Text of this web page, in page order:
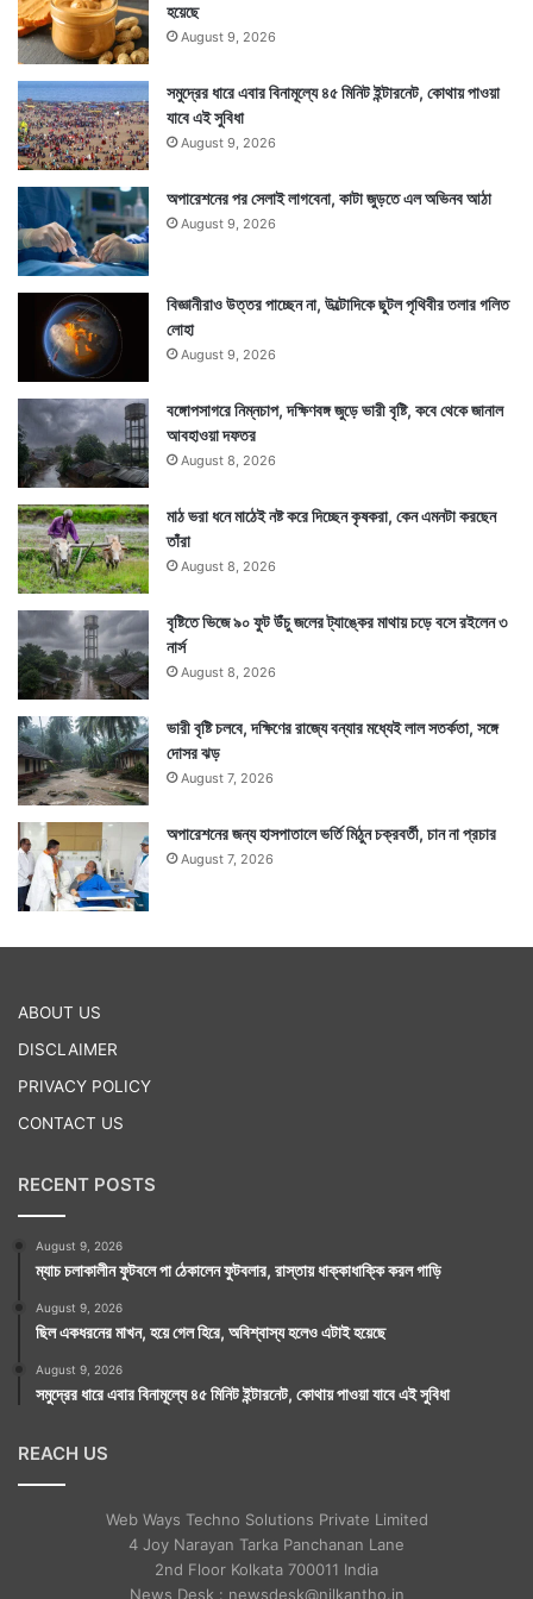
যা দেখে হাড় হিম হয়ে যেতে পারে। ফলে যে জোম্বি ধারনাকে
গল্পকাহিনি বা সিনেমায় দেখতে পাওয়া যায় তা বাস্তবেও সম্ভব।
কারও মস্তিষ্ককে এভাবে নিয়ন্ত্রণে আনতে পারে
নিউরোপ্যারাসাইট। যা তারা করে নিজেরা বেঁচে থাকার জন্য।
নিজেরা বেঁচে থাকার জন্য মৃতদেহকে কাজে লাগায় তারা।
হয়েছে
August 9, 2026
সমুদ্রের ধারে এবার বিনামূল্যে ৪৫ মিনিট ইন্টারনেট, কোথায় পাওয়া
যাবে এই সুবিধা
August 9, 2026
অপারেশনের পর সেলাই লাগবেনা, কাটা জুড়তে এল অভিনব আঠা
August 9, 2026
বিজ্ঞানীরাও উত্তর পাচ্ছেন না, উল্টোদিকে ছুটল পৃথিবীর তলার গলিত
লোহা
August 9, 2026
বঙ্গোপসাগরে নিম্নচাপ, দক্ষিণবঙ্গ জুড়ে ভারী বৃষ্টি, কবে থেকে জানাল
আবহাওয়া দফতর
August 8, 2026
মাঠ ভরা ধনে মাঠেই নষ্ট করে দিচ্ছেন কৃষকরা, কেন এমনটা করছেন
তাঁরা
August 8, 2026
বৃষ্টিতে ভিজে ৯০ ফুট উঁচু জলের ট্যাঙ্কের মাথায় চড়ে বসে রইলেন ৩
নার্স
August 8, 2026
ভারী বৃষ্টি চলবে, দক্ষিণের রাজ্যে বন্যার মধ্যেই লাল সতর্কতা, সঙ্গে
দোসর ঝড়
August 7, 2026
অপারেশনের জন্য হাসপাতালে ভর্তি মিঠুন চক্রবর্তী, চান না প্রচার
August 7, 2026
ABOUT US
DISCLAIMER
PRIVACY POLICY
CONTACT US
RECENT POSTS
August 9, 2026
ম্যাচ চলাকালীন ফুটবলে পা ঠেকালেন ফুটবলার, রাস্তায় ধাক্কাধাক্কি করল গাড়ি
August 9, 2026
ছিল একধরনের মাখন, হয়ে গেল হিরে, অবিশ্বাস্য হলেও এটাই হয়েছে
August 9, 2026
সমুদ্রের ধারে এবার বিনামূল্যে ৪৫ মিনিট ইন্টারনেট, কোথায় পাওয়া যাবে এই সুবিধা
REACH US
Web Ways Techno Solutions Private Limited
4 Joy Narayan Tarka Panchanan Lane
2nd Floor Kolkata 700011 India
News Desk : newsdesk@nilkantho.in